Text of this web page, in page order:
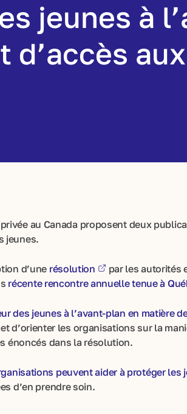
jeunes à
d’accès
au Canada proposent deux
jeunes.
d’une résolution
par les autorités
récente rencontre annuelle tenue à
des jeunes à l’avant-plan en matière
d’orienter les organisations sur la
énoncés dans la résolution.
peuvent aider à protéger les
d’en prendre soin.